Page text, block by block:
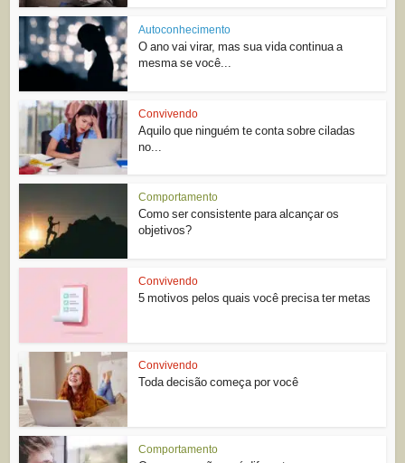
Autoconhecimento
O ano vai virar, mas sua vida continua a
mesma se você...
Convivendo
Aquilo que ninguém te conta sobre ciladas
no...
Comportamento
Como ser consistente para alcançar os
objetivos?
Convivendo
5 motivos pelos quais você precisa ter metas
Convivendo
Toda decisão começa por você
Comportamento